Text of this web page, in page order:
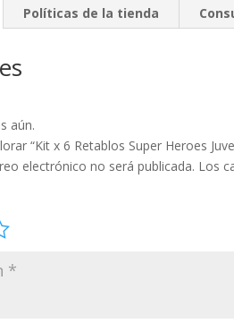
Políticas de la tienda
aún.
“Kit x 6 Retablos Super Heroes
electrónico no será publicada. Los